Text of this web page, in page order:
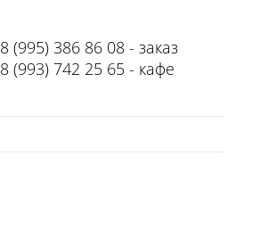
8 (995) 386 86 08 - заказ
8 (993) 742 25 65 - кафе